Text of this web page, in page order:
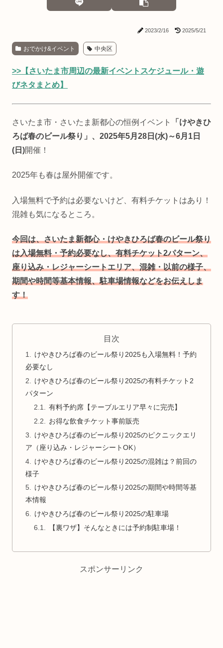
2023/2/16 2025/5/21
おでかけ&イベント 中央区
>>【さいたま市周辺の最新イベントスケジュール・遊
びネタまとめ】
さいたま市・さいたま新都心の恒例イベント
「けやきひ
ろば春のビール祭り」、2025年5月28日(水)～6月1日
(日)開催！
2025年も春は屋外開催です。
入場無料で予約は必要ないけど、有料チケットはあり！
混雑も気になるところ。
今回は、さいたま新都心・けやきひろば春のビール祭り
は入場無料・予約必要なし、有料チケット2パターン、
座り込み・レジャーシートエリア、混雑・以前の様子、
期間や時間等基本情報、駐車場情報などをお伝えしま
す！
目次
けやきひろば春のビール祭り2025も入場無料！予約
必要なし
けやきひろば春のビール祭り2025の有料チケット2
パターン
有料予約席【テーブルエリア早々に完売】
お得な飲食チケット事前販売
けやきひろば春のビール祭り2025のピクニックエリ
ア（座り込み・レジャーシートOK）
けやきひろば春のビール祭り2025の混雑は？前回の
様子
けやきひろば春のビール祭り2025の期間や時間等基
本情報
けやきひろば春のビール祭り2025の駐車場
【裏ワザ】そんなときには予約制駐車場！
スポンサーリンク